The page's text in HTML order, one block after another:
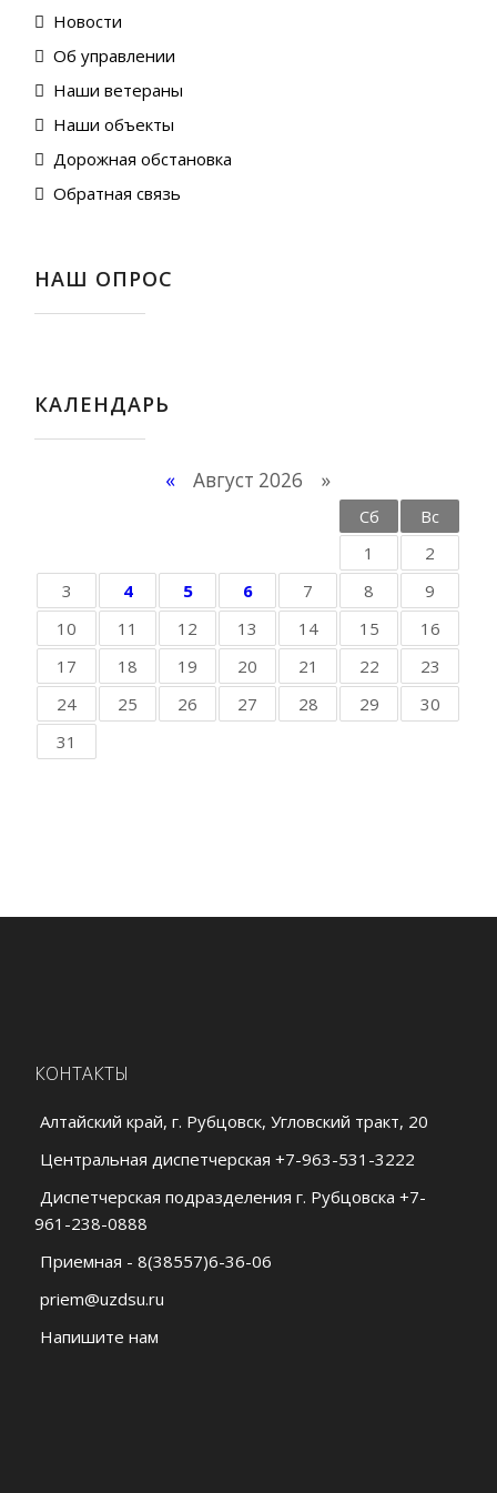
Новости
Об управлении
Наши ветераны
Наши объекты
Дорожная обстановка
Обратная связь
НАШ ОПРОС
КАЛЕНДАРЬ
« Август 2026 »
Сб
Вс
1
2
3
4 5 6 7 8
9
10
11 12 13 14 15
16
17
18 19 20 21 22
23
24
25 26 27 28 29
30
31
КОНТАКТЫ
Алтайский край, г. Рубцовск, Угловский тракт, 20
Центральная диспетчерская +7-963-531-3222
Диспетчерская подразделения г. Рубцовска +7-
961-238-0888
Приемная - 8(38557)6-36-06
priem@uzdsu.ru
Напишите нам